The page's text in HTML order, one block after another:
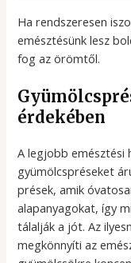
Ha rendszeresen
emésztésünk lesz
fog az örömtől.
érdekében
A legjobb emésztési
gyümölcspréseket
prések, amik
alapanyagokat, így
tálalják a jót. Az
megkönnyíti az